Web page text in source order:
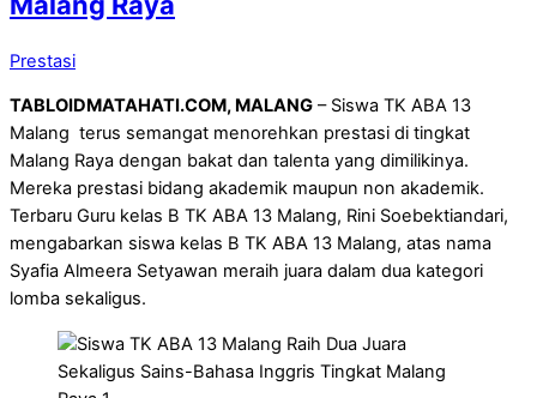
Prestasi
TABLOIDMATAHATI.COM, MALANG – Siswa TK ABA 13
Malang terus semangat menorehkan prestasi di tingkat
Malang Raya dengan bakat dan talenta yang dimilikinya.
Mereka prestasi bidang akademik maupun non akademik.
Terbaru Guru kelas B TK ABA 13 Malang, Rini Soebektiandari,
mengabarkan siswa kelas B TK ABA 13 Malang, atas nama
Syafia Almeera Setyawan meraih juara dalam dua kategori
lomba sekaligus.